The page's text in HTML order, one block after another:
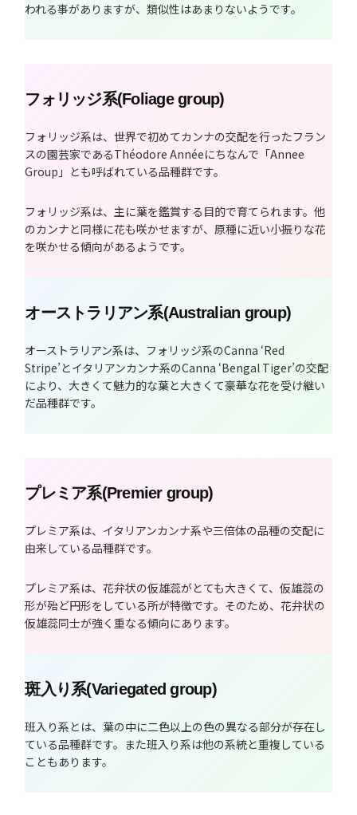
われる事がありますが、類似性はあまりないようです。
フォリッジ系(Foliage group)
フォリッジ系は、世界で初めてカンナの交配を行ったフラン
スの園芸家であるThéodore Annéeにちなんで「Annee
Group」とも呼ばれている品種群です。
フォリッジ系は、主に葉を鑑賞する目的で育てられます。他
のカンナと同様に花も咲かせますが、原種に近い小振りな花
を咲かせる傾向があるようです。
オーストラリアン系(Australian group)
オーストラリアン系は、フォリッジ系のCanna ‘Red
Stripe’とイタリアンカンナ系のCanna ‘Bengal Tiger’の交配
により、大きくて魅力的な葉と大きくて豪華な花を受け継い
だ品種群です。
プレミア系(Premier group)
プレミア系は、イタリアンカンナ系や三倍体の品種の交配に
由来している品種群です。
プレミア系は、花弁状の仮雄蕊がとても大きくて、仮雄蕊の
形が殆ど円形をしている所が特徴です。そのため、花弁状の
仮雄蕊同士が強く重なる傾向にあります。
斑入り系(Variegated group)
班入り系とは、葉の中に二色以上の色の異なる部分が存在し
ている品種群です。また班入り系は他の系統と重複している
こともあります。